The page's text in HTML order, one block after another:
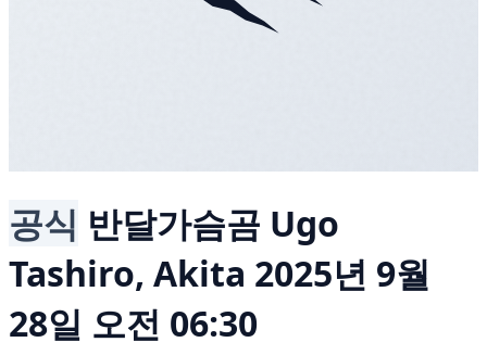
공식 반달가슴곰 Ugo
Tashiro, Akita 2025년 9월
28일 오전 06:30